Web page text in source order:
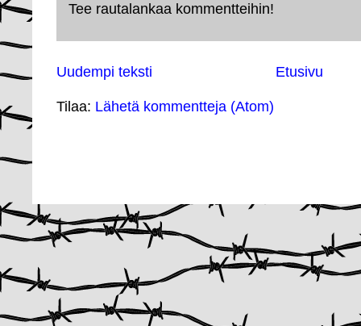
Tee rautalankaa kommentteihin!
Uudempi teksti Etusivu
Tilaa: Lähetä kommentteja (Atom)